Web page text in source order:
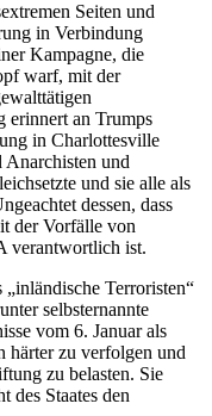
Seiten und
in Verbindung
Kampagne, die
warf, mit der
erinnert an Trumps
in Charlottesville
Anarchisten und
und sie alle als
dessen, dass
der Vorfälle von
verantwortlich ist.
Terroristen“
selbsternannte
vom 6. Januar als
härter zu verfolgen und
zu belasten. Sie
des Staates den